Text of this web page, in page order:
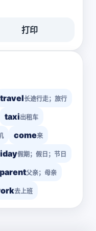
打印
travel长途行走；旅行
taxi出租车
come来
假期；假日；节日
parent父亲；母亲
去上班